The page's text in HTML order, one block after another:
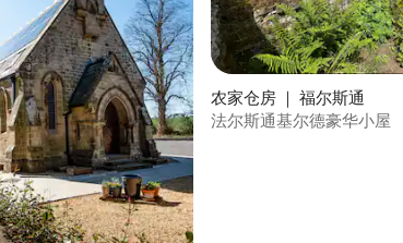
共 373 条评价 农家仓房 ｜ 福尔斯通
法尔斯通基尔德豪华小屋